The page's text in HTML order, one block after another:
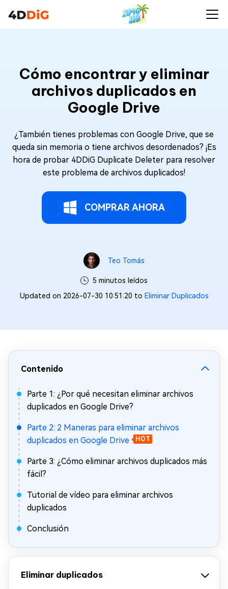
Cómo encontrar y eliminar
archivos duplicados en
Google Drive
¿También tienes problemas con Google Drive, que se
queda sin memoria o tiene archivos desordenados? ¡Es
hora de probar 4DDiG Duplicate Deleter para resolver
este problema de archivos duplicados!
COMPRAR AHORA
Teo Tomás
5 minutos leídos
Updated on 2026-07-30 10:51:20 to Eliminar Duplicados
Contenido
Parte 1: ¿Por qué necesitan eliminar archivos
duplicados en Google Drive?
Parte 2: 2 Maneras para eliminar archivos
duplicados en Google Drive
HOT
Parte 3: ¿Cómo eliminar archivos duplicados más
fácil?
Tutorial de vídeo para eliminar archivos
duplicados
Conclusión
Eliminar duplicados